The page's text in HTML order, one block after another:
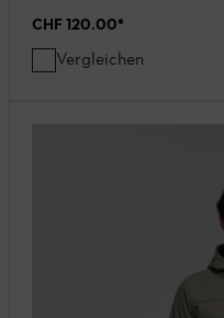
CHF 120.00*
Vergleichen